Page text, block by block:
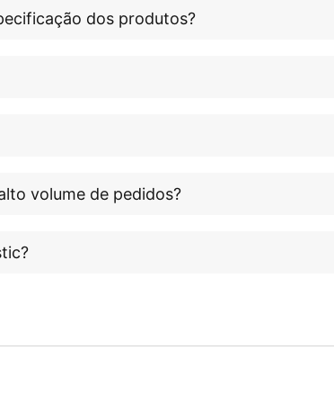
dos produtos?
volume de pedidos?